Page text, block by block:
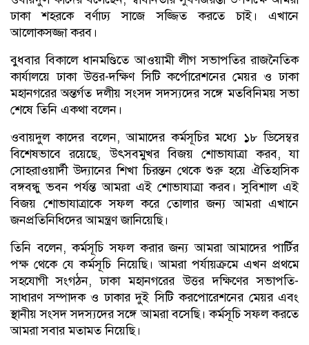
ঢাকা শহরকে বর্ণাঢ্য সাজে সজ্জিত করতে চাই। এখানে
আলোকসজ্জা করব।
বুধবার বিকালে ধানমণ্ডিতে আওয়ামী লীগ সভাপতির রাজনৈতিক
কার্যালয়ে ঢাকা উত্তর-দক্ষিণ সিটি কর্পোরেশনের মেয়র ও ঢাকা
মহানগরের অন্তর্গত দলীয় সংসদ সদস্যদের সঙ্গে মতবিনিময় সভা
শেষে তিনি একথা বলেন।
ওবায়দুল কাদের বলেন, আমাদের কর্মসূচির মধ্যে ১৮ ডিসেম্বর
বিশেষভাবে রয়েছে, উৎসবমুখর বিজয় শোভাযাত্রা করব, যা
সোহরাওয়ার্দী উদ্যানের শিখা চিরন্তন থেকে শুরু হয়ে ঐতিহাসিক
বঙ্গবন্ধু ভবন পর্যন্ত আমরা এই শোভাযাত্রা করব। সুবিশাল এই
বিজয় শোভাযাত্রাকে সফল করে তোলার জন্য আমরা এখানে
জনপ্রতিনিধিদের আমন্ত্রণ জানিয়েছি।
তিনি বলেন, কর্মসূচি সফল করার জন্য আমরা আমাদের পার্টির
পক্ষ থেকে যে কর্মসূচি নিয়েছি। আমরা পর্যায়ক্রমে এখন প্রথমে
সহযোগী সংগঠন, ঢাকা মহানগরের উত্তর দক্ষিণের সভাপতি-
সাধারণ সম্পাদক ও ঢাকার দুই সিটি করপোরেশনের মেয়র এবং
স্থানীয় সংসদ সদস্যদের সঙ্গে আমরা বসেছি। কর্মসূচি সফল করতে
আমরা সবার মতামত নিয়েছি।